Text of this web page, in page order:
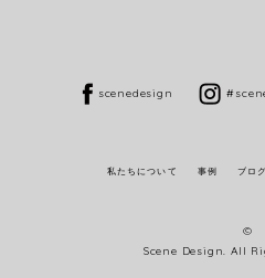
scenedesign
私たちについて 事例 ブログ
©
Scene Design. All